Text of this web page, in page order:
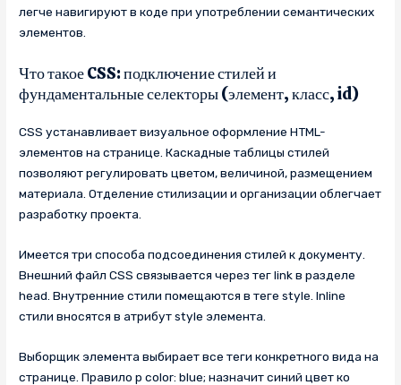
легче навигируют в коде при употреблении семантических
элементов.
Что такое CSS: подключение стилей и
фундаментальные селекторы (элемент, класс, id)
CSS устанавливает визуальное оформление HTML-
элементов на странице. Каскадные таблицы стилей
позволяют регулировать цветом, величиной, размещением
материала. Отделение стилизации и организации облегчает
разработку проекта.
Имеется три способа подсоединения стилей к документу.
Внешний файл CSS связывается через тег link в разделе
head. Внутренние стили помещаются в теге style. Inline
стили вносятся в атрибут style элемента.
Выборщик элемента выбирает все теги конкретного вида на
странице. Правило p color: blue; назначит синий цвет ко